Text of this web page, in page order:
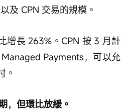
及 CPN 交易的規模。
增長 263%。CPN 按 3 月計
Payments，可以允
。
，但環比放緩。